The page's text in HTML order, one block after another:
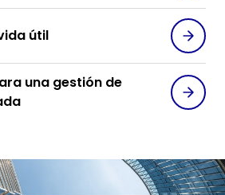
útil
una gestión de